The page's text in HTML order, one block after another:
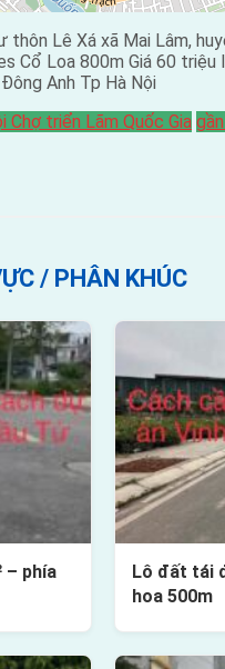
Lê Xá xã Mai Lâm,
Cổ Loa 800m Giá 60 triệu
Anh Tp Hà Nội
Chợ triển Lãm Quốc Gia
/ PHÂN KHÚC
– phía
Lô đất tái
hoa 500m